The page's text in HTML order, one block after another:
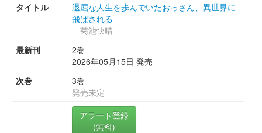
退屈な人生を歩んでいたおっさん、異世界に
飛ばされる
菊池快晴
2巻
2026年05月15日 発売
3巻
発売未定
アラート登録
(無料)